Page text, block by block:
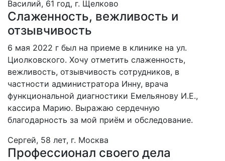
Василий, 61 год, г. Щелково
Слаженность, вежливость и
отзывчивость
6 мая 2022 г был на приеме в клинике на ул.
Циолковского. Хочу отметить слаженность,
вежливость, отзывчивость сотрудников, в
частности администратора Инну, врача
функциональной диагностики Емельянову И.Е.,
кассира Марию. Выражаю сердечную
благодарность за мой приём и обследование.
Сергей, 58 лет, г. Москва
Профессионал своего дела